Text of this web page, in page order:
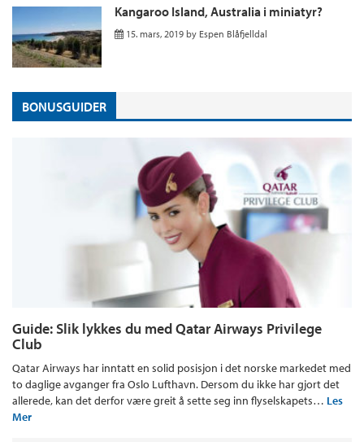
Kangaroo Island, Australia i miniatyr?
15. mars, 2019 by Espen Blåfjelldal
BONUSGUIDER
Guide: Slik lykkes du med Qatar Airways Privilege
Club
Qatar Airways har inntatt en solid posisjon i det norske markedet med
to daglige avganger fra Oslo Lufthavn. Dersom du ikke har gjort det
allerede, kan det derfor være greit å sette seg inn flyselskapets… Les
Mer